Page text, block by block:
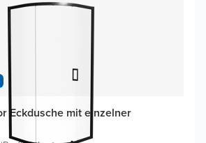
Eckdusche mit einzelner